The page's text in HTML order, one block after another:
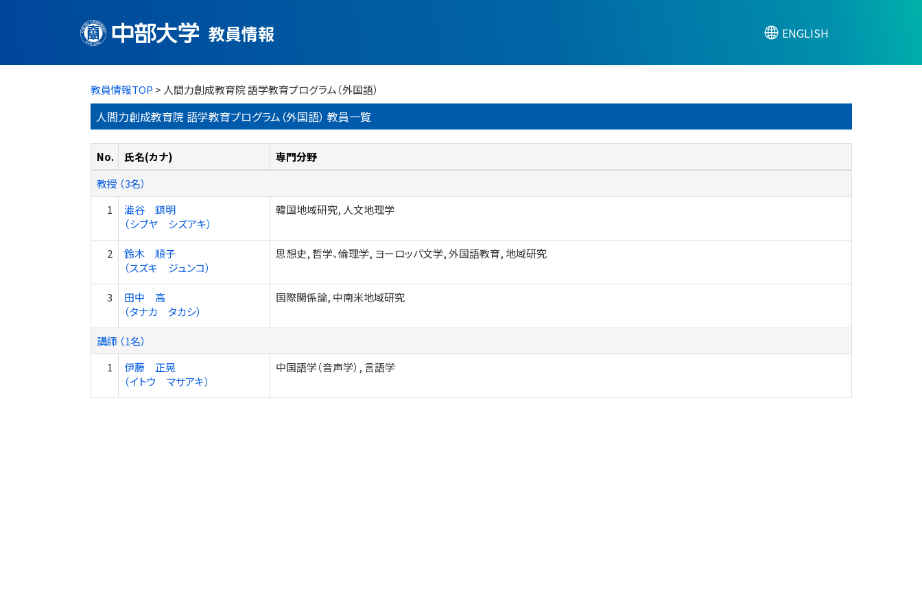
教員情報 ENGLISH
教員情報TOP > 人間力創成教育院 語学教育プログラム（外国語）
人間力創成教育院 語学教育プログラム（外国語） 教員一覧
No. 氏名(カナ)
専門分野
教授 （3名）
1
澁谷 鎮明
（シブヤ シズアキ）
韓国地域研究, 人文地理学
2
鈴木 順子
（スズキ ジュンコ）
思想史, 哲学、倫理学, ヨーロッパ文学, 外国語教育, 地域研究
3
田中 高
（タナカ タカシ）
国際関係論, 中南米地域研究
講師 （1名）
1
伊藤 正晃
（イトウ マサアキ）
中国語学（音声学）, 言語学